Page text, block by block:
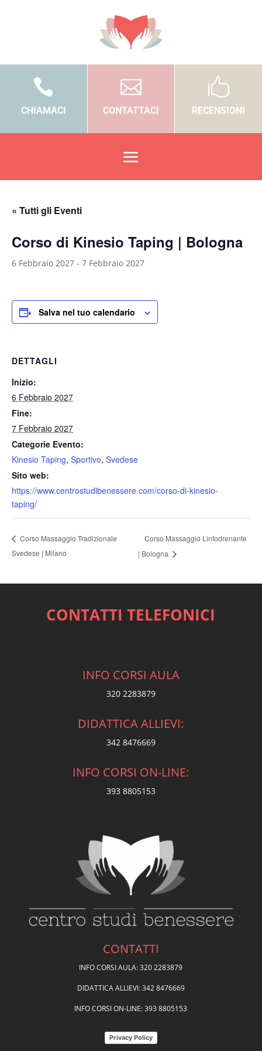

CHIAMACI

CONTATTACI

RECENSIONI
« Tutti gli Eventi
Corso di Kinesio Taping | Bologna
6 Febbraio 2027 - 7 Febbraio 2027
Salva nel tuo calendario
DETTAGLI
Inizio:
6 Febbraio 2027
Fine:
7 Febbraio 2027
Categorie Evento:
Kinesio Taping, Sportivo, Svedese
Sito web:
https://www.centrostudibenessere.com/corso-di-kinesio-
taping/
Corso Massaggio Tradizionale
Svedese | Milano
Corso Massaggio Linfodrenante
| Bologna
CONTATTI TELEFONICI
INFO CORSI AULA
320 2283879
DIDATTICA ALLIEVI:
342 8476669
INFO CORSI ON-LINE:
393 8805153
CONTATTI
INFO CORSI AULA: 320 2283879
DIDATTICA ALLIEVI: 342 8476669
INFO CORSI ON-LINE: 393 8805153
Privacy Policy